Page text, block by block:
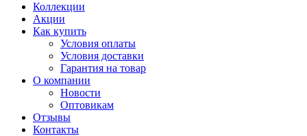
Коллекции
Акции
Как купить
Условия оплаты
Условия доставки
Гарантия на товар
О компании
Новости
Оптовикам
Отзывы
Контакты